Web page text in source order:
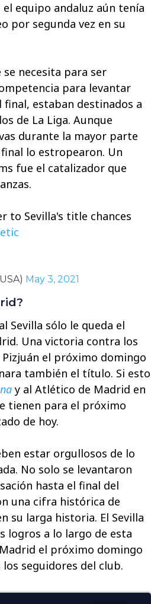
equipo andaluz aún tenía
por segunda vez en su
necesita para ser
para levantar
estaban destinados a
de La Liga. Aunque
durante la mayor parte
lo estropearon. Un
fue el catalizador que
to Sevilla's title chances
May 3, 2021
Sevilla sólo le queda el
Una victoria contra los
Pizjuán el próximo domingo
también el título. Si esto
y al Atlético de Madrid en
tienen para el próximo
de hoy.
estar orgullosos de lo
No solo se levantaron
hasta el final del
una cifra histórica de
su larga historia. El Sevilla
logros a lo largo de esta
el próximo domingo
seguidores del club.